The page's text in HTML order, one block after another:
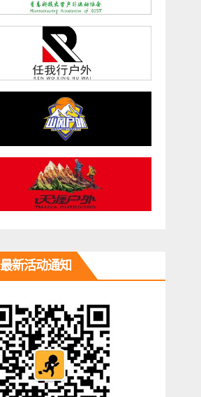
新活动通知